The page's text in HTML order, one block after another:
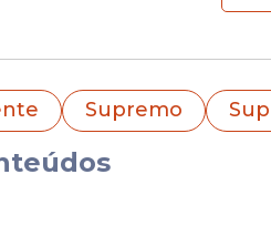
são complementares
que, como há muitas
é genérica e o
Supremo